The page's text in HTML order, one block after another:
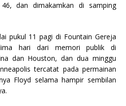
dan dimakamkan di samping
pukul 11 ​​pagi di Fountain Gereja
hari dari memori publik di
dan Houston, dan dua minggu
tercatat pada permainan
Floyd selama hampir sembilan